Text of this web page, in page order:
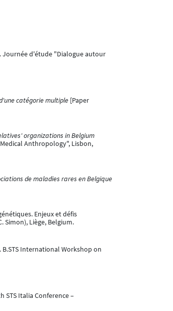
d'étude "Dialogue autour
catégorie multiple[Paper
organizations in Belgium
Anthropology", Lisbon,
de maladies rares en Belgique
Enjeux et défis
Simon), Liège, Belgium.
International Workshop on
STS Italia Conference –